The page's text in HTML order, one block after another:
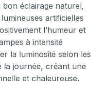
éclairage naturel,
artificielles
l’humeur et
à intensité
la luminosité selon les
la journée, créant une
et chaleureuse.